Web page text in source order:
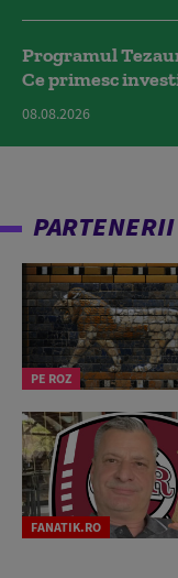
Programul
Ce primesc
08.08.2026
PE ROZ
FANATIK.RO